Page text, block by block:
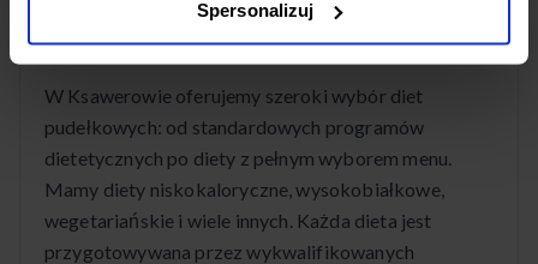
Spersonalizuj
Jakie diety pudełkowe są dostępne w
Ksawerowie?
W Ksawerowie oferujemy szeroki wybór diet
pudełkowych: od standardowych programów
dietetycznych po diety z pełnym wyborem menu.
Mamy diety niskokaloryczne, wysokobiałkowe,
wegetariańskie i wiele innych. Każda dieta jest
przygotowywana przez wykwalifikowanych